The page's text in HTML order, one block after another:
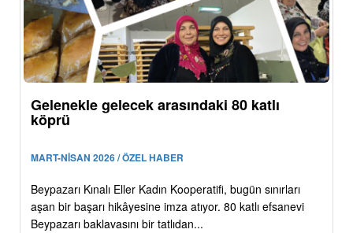
Gelenekle gelecek arasındaki 80 katlı
köprü
MART-NİSAN 2026 / ÖZEL HABER
Beypazarı Kınalı Eller Kadın Kooperatifi, bugün sınırları
aşan bir başarı hikâyesine imza atıyor. 80 katlı efsanevi
Beypazarı baklavasını bir tatlıdan...